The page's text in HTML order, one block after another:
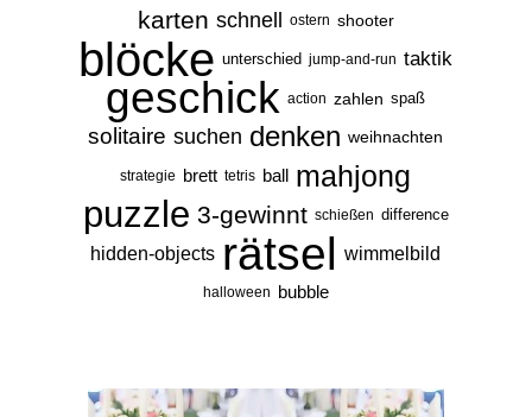
karten schnell ostern shooter
blöcke unterschied jump-and-run taktik
geschick action zahlen spaß
solitaire suchen denken weihnachten
strategie brett tetris ball mahjong
puzzle 3-gewinnt schießen difference
hidden-objects rätsel wimmelbild
halloween bubble